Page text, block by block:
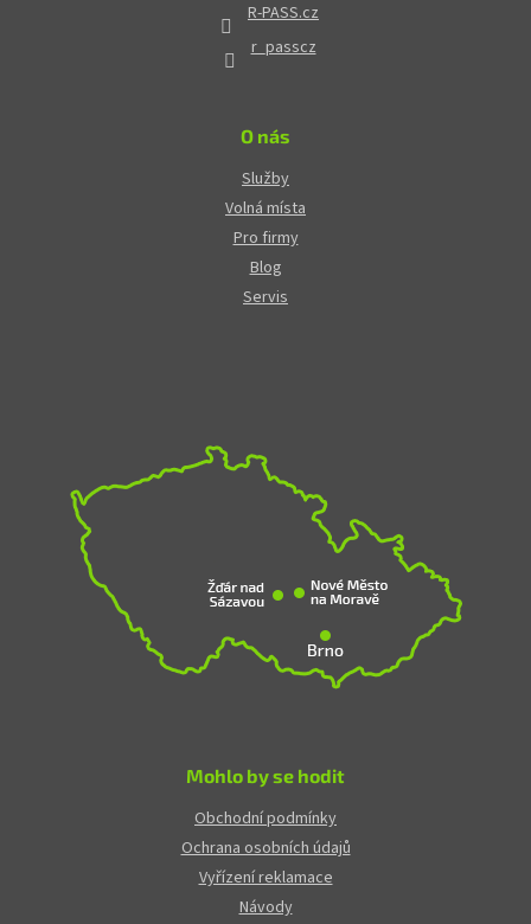
R-PASS.cz
r_passcz
O nás
Služby
Volná místa
Pro firmy
Blog
Servis
Mohlo by se hodit
Obchodní podmínky
Ochrana osobních údajů
Vyřízení reklamace
Návody